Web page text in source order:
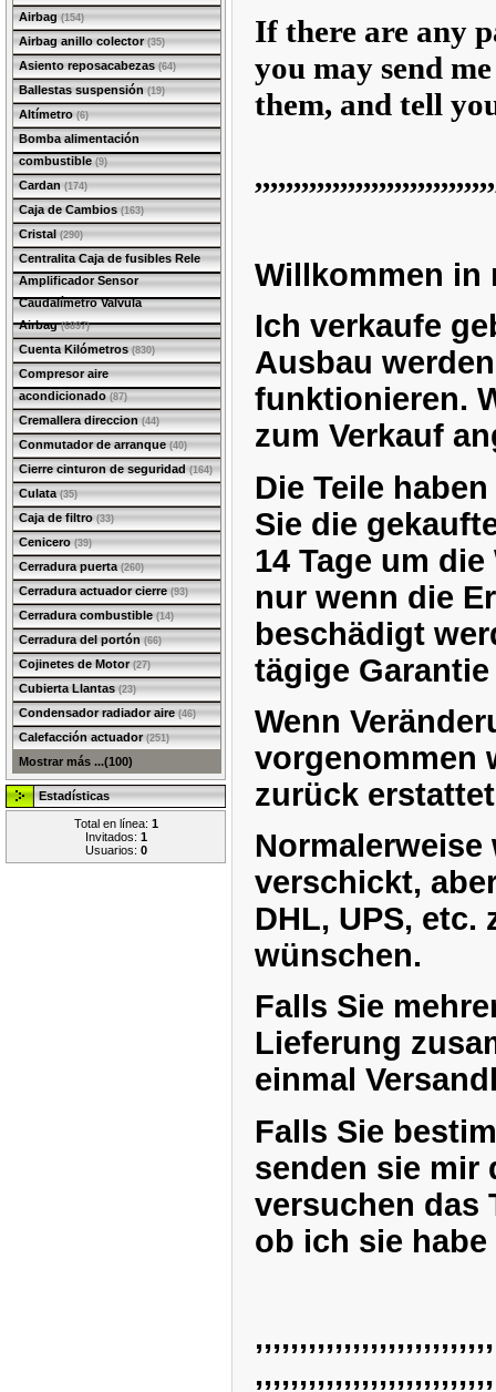
Airbag (154)
Airbag anillo colector (35)
Asiento reposacabezas (64)
Ballestas suspensión (19)
Altímetro (6)
Bomba alimentación
combustible(9)
Cardan (174)
Caja de Cambios (163)
Cristal (290)
Centralita Caja de fusibles Rele
Amplificador Sensor
Caudalímetro Valvula
Airbag(6897)
Cuenta Kilómetros (830)
Compresor aire
acondicionado(87)
Cremallera direccion (44)
Conmutador de arranque (40)
Cierre cinturon de seguridad (164)
Culata (35)
Caja de filtro (33)
Cenicero (39)
Cerradura puerta (260)
Cerradura actuador cierre (93)
Cerradura combustible (14)
Cerradura del portón (66)
Cojinetes de Motor (27)
Cubierta Llantas (23)
Condensador radiador aire (46)
Calefacción actuador (251)
Mostrar más ...(100)
Estadísticas
Total en línea: 1
Invitados: 1
Usuarios: 0
If there are any
you may send
them, and tell
,,,,,,,,,,,,,,,,,,,,,,,,,,,,,,
Willkommen in
Ich verkaufe
Ausbau
funktionieren.
zum Verkauf
Die Teile
Sie die
14 Tage um
nur wenn die
beschädigt
tägige Garantie
Wenn
vorgenommen
zurück
verschickt,
DHL, UPS, etc.
wünschen.
Falls Sie
Lieferung
einmal
Falls Sie
senden sie mir
versuchen das
ob ich sie